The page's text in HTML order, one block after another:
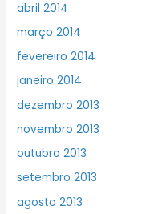
abril 2014
março 2014
fevereiro 2014
janeiro 2014
dezembro 2013
novembro 2013
outubro 2013
setembro 2013
agosto 2013